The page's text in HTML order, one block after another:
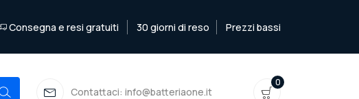
Consegna e resi gratuiti 30 giorni di reso Prezzi bassi
Contattaci: info@batteriaone.it
0